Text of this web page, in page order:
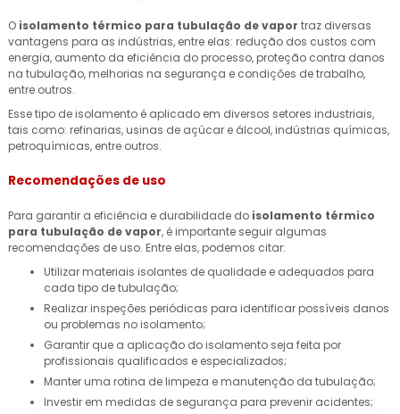
O isolamento térmico para tubulação de vapor traz diversas
vantagens para as indústrias, entre elas: redução dos custos com
energia, aumento da eficiência do processo, proteção contra danos
na tubulação, melhorias na segurança e condições de trabalho,
entre outros.
Esse tipo de isolamento é aplicado em diversos setores industriais,
tais como: refinarias, usinas de açúcar e álcool, indústrias químicas,
petroquímicas, entre outros.
Recomendações de uso
Para garantir a eficiência e durabilidade do isolamento térmico
para tubulação de vapor, é importante seguir algumas
recomendações de uso. Entre elas, podemos citar:
Utilizar materiais isolantes de qualidade e adequados para
cada tipo de tubulação;
Realizar inspeções periódicas para identificar possíveis danos
ou problemas no isolamento;
Garantir que a aplicação do isolamento seja feita por
profissionais qualificados e especializados;
Manter uma rotina de limpeza e manutenção da tubulação;
Investir em medidas de segurança para prevenir acidentes;